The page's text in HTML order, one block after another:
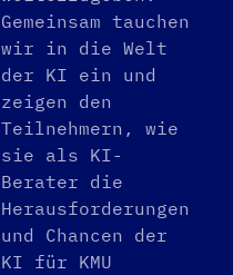
Gemeinsam tauchen
wir in die Welt
der KI ein und
zeigen den
Teilnehmern, wie
sie als KI-
Berater die
Herausforderungen
und Chancen der
KI für KMU